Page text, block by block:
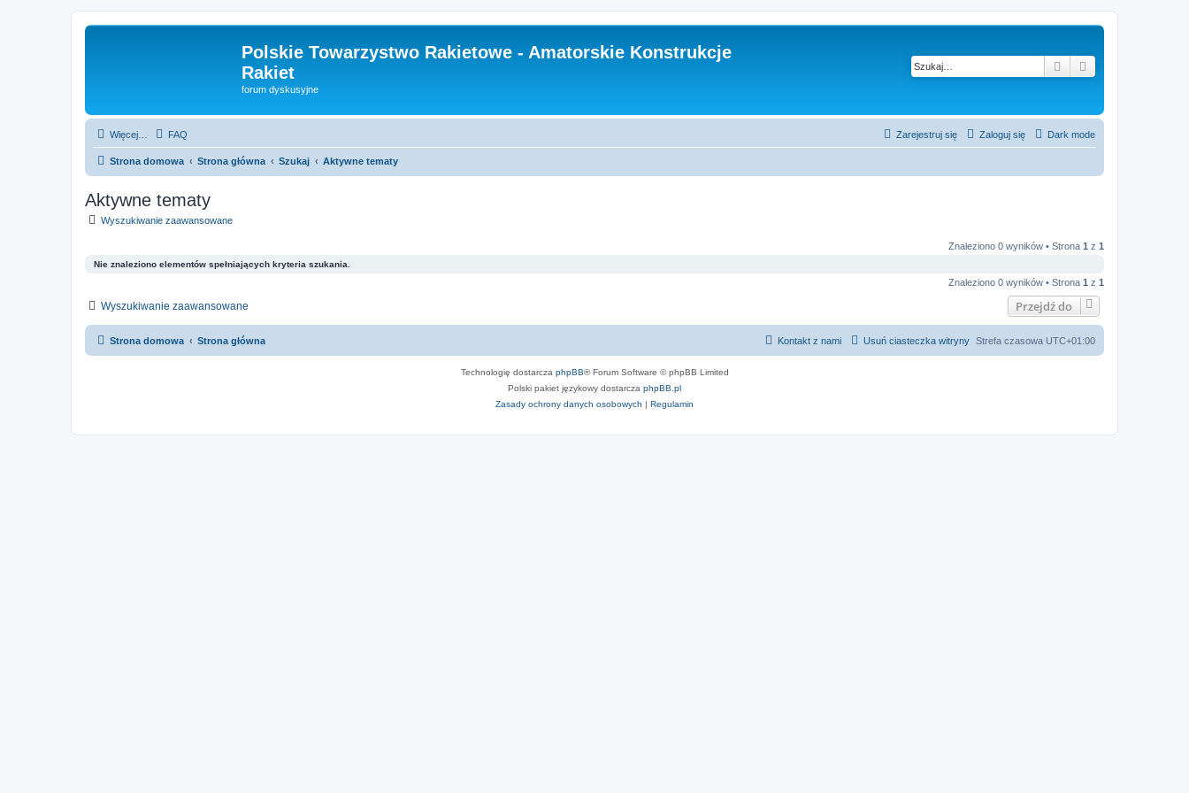
Polskie Towarzystwo Rakietowe - Amatorskie Konstrukcje
Rakiet
forum dyskusyjne
Szukaj
Więcej… Dark mode
FAQ Zaloguj się
Zarejestruj się
Strona domowa Strona główna Szukaj Aktywne tematy
Aktywne tematy
Wyszukiwanie zaawansowane
Znaleziono 0 wyników • Strona 1 z 1
Nie znaleziono elementów spełniających kryteria szukania.
Znaleziono 0 wyników • Strona 1 z 1
Wyszukiwanie zaawansowane Przejdź do
Strona domowa Strona główna Strefa czasowa UTC+01:00
Usuń ciasteczka witryny
Kontakt z nami
Technologię dostarcza phpBB® Forum Software © phpBB Limited
Polski pakiet językowy dostarcza phpBB.pl
Zasady ochrony danych osobowych | Regulamin